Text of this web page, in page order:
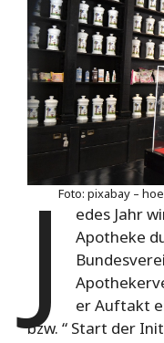
Foto: pixabay –
J
edes Jahr
Apotheke
er Auftakt
bzw. “ Start der